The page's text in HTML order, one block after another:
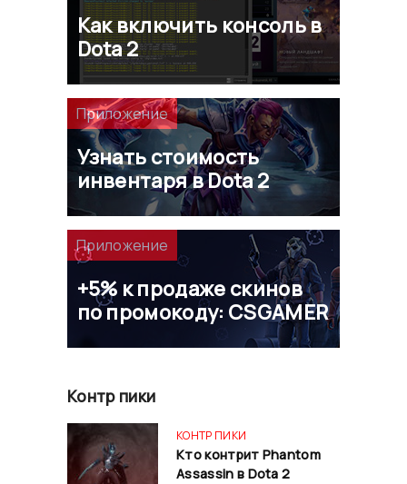
Как включить консоль в
Dota 2
Приложение
Узнать стоимость
инвентаря в Dota 2
Приложение
+5% к продаже скинов
по промокоду: CSGAMER
Контр пики
КОНТР ПИКИ
Кто контрит Phantom
Assassin в Dota 2